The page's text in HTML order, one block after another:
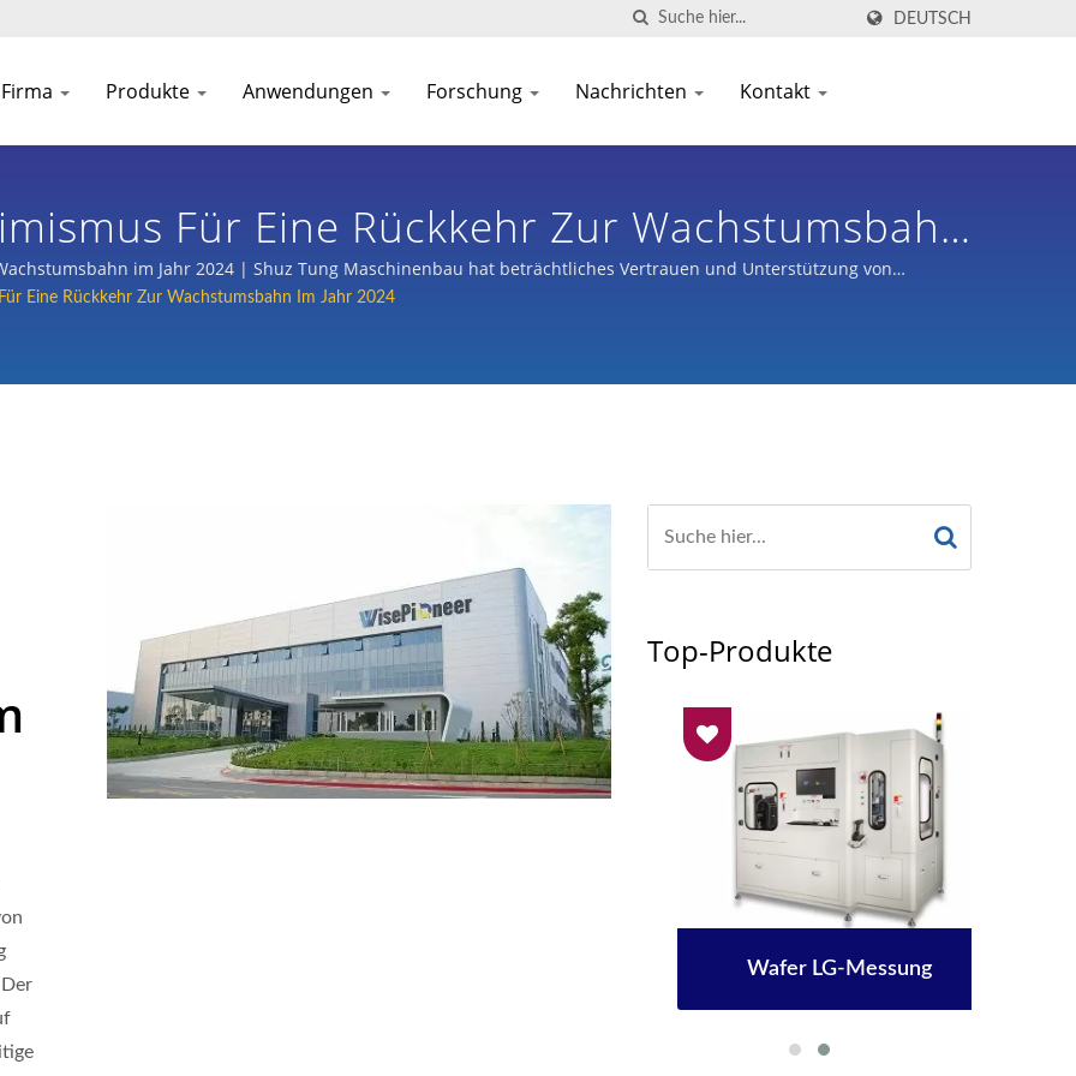
DEUTSCH
Firma Produkte Anwendungen Forschung Nachrichten Kontakt
Für Eine Rückkehr Zur Wachstumsbahn
Prozessausstattung Für Industrie 4.0.
im Jahr 2024 | Shuz Tung Maschinenbau hat beträchtliches Vertrauen und Unterstützung von
den Bereichen Halbleiter, Flachbildschirmprozesse, Leiterplatten, intelligente medizinische Bildgebung,
Eine Rückkehr Zur Wachstumsbahn Im Jahr 2024
Top-Produkte
Wafer LG-Messung